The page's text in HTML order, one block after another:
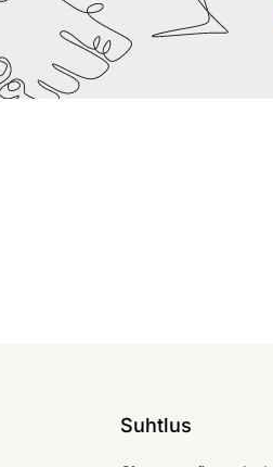
Suhtlus